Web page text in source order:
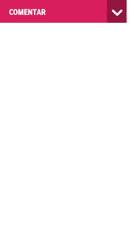
COMENTAR